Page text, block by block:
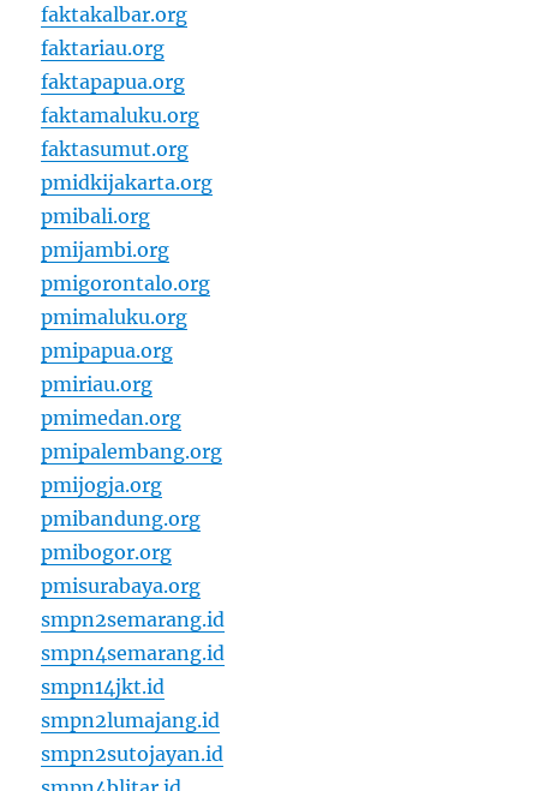
faktakalbar.org
faktariau.org
faktapapua.org
faktamaluku.org
faktasumut.org
pmidkijakarta.org
pmibali.org
pmijambi.org
pmigorontalo.org
pmimaluku.org
pmipapua.org
pmiriau.org
pmimedan.org
pmipalembang.org
pmijogja.org
pmibandung.org
pmibogor.org
pmisurabaya.org
smpn2semarang.id
smpn4semarang.id
smpn14jkt.id
smpn2lumajang.id
smpn2sutojayan.id